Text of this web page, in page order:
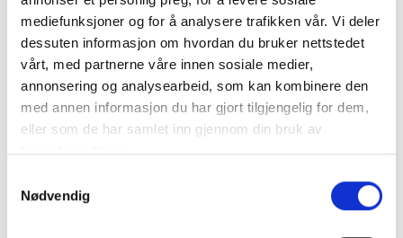
mediefunksjoner og for å analysere trafikken vår. Vi deler
dessuten informasjon om hvordan du bruker nettstedet
vårt, med partnerne våre innen sosiale medier,
annonsering og analysearbeid, som kan kombinere den
med annen informasjon du har gjort tilgjengelig for dem,
eller som de har samlet inn gjennom din bruk av
tjenestene deres.
Nødvendig
Å sette presis diagnose
Effektiv rehabilitering
Prestasjonsfremming og retur til idrett
Skadeforebygging
Våre fysioterapeuter er godkjente i det
kvalitetssikrede nettverket av behandlere fra Idrettens
dekkes av din idrettsforsikring.
Les mer under fanen
helseforsikring.